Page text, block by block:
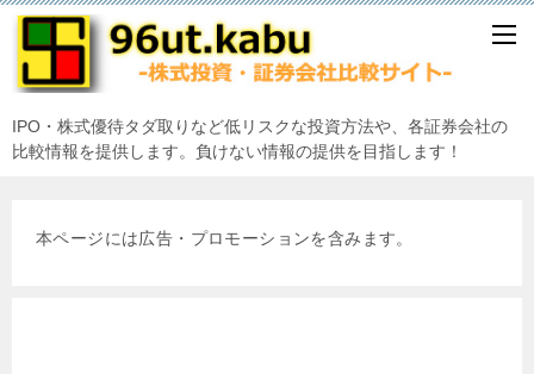
IPO・株式優待タダ取りなど低リスクな投資方法や、各証券会社の
比較情報を提供します。負けない情報の提供を目指します！
本ページには広告・プロモーションを含みます。